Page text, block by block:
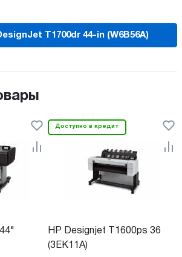
T1700dr 44-in (W6B56A)
Доступно в кредит
HP Designjet T1600ps 36
(3EK11A)